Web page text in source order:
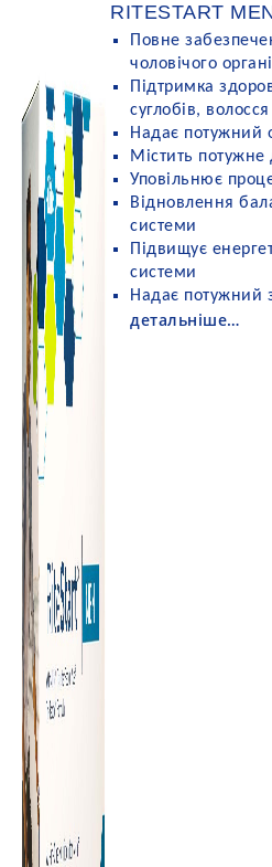
RITESTART
Повне
чоловічого
Підтримка
суглобів,
Надає потужний
Містить потужне
Уповільнює
Відновлення
системи
Підвищує
системи
Надає потужний
детальніше…